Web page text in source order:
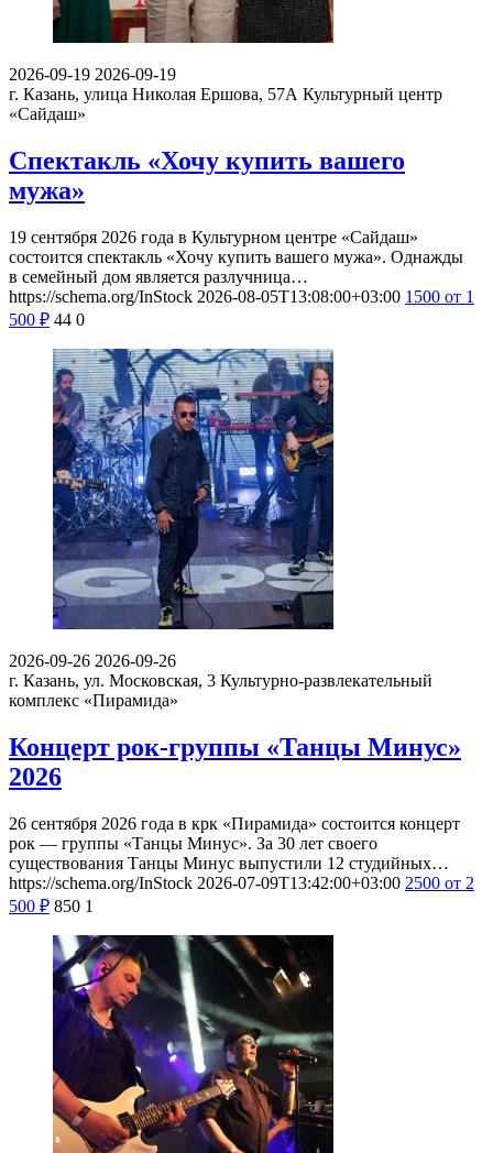
2026-09-19 2026-09-19
г. Казань, улица Николая Ершова, 57А Культурный центр
«Сайдаш»
Спектакль «Хочу купить вашего
мужа»
19 сентября 2026 года в Культурном центре «Сайдаш»
состоится спектакль «Хочу купить вашего мужа». Однажды
в семейный дом является разлучница…
https://schema.org/InStock 2026-08-05T13:08:00+03:00 1500 от 1
500 ₽ 44 0
2026-09-26 2026-09-26
г. Казань, ул. Московская, 3 Культурно-развлекательный
комплекс «Пирамида»
Концерт рок-группы «Танцы Минус»
2026
26 сентября 2026 года в крк «Пирамида» состоится концерт
рок — группы «Танцы Минус». За 30 лет своего
существования Танцы Минус выпустили 12 студийных…
https://schema.org/InStock 2026-07-09T13:42:00+03:00 2500 от 2
500 ₽ 850 1